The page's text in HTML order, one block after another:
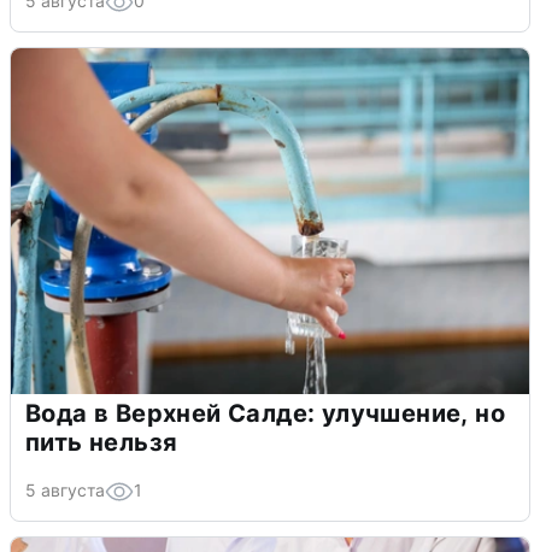
Вода в Верхней Салде: улучшение, но
пить нельзя
5 августа 1